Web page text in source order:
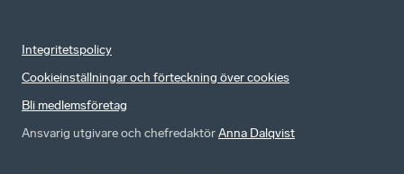
Integritetspolicy
Cookieinställningar och förteckning över cookies
Bli medlemsföretag
Ansvarig utgivare och chefredaktörAnna Dalqvist